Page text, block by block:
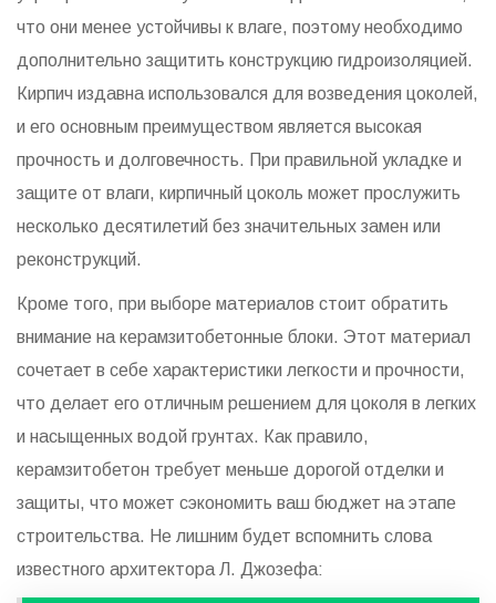
что они менее устойчивы к влаге, поэтому необходимо
дополнительно защитить конструкцию гидроизоляцией.
Кирпич издавна использовался для возведения цоколей,
и его основным преимуществом является высокая
прочность и долговечность. При правильной укладке и
защите от влаги, кирпичный цоколь может прослужить
несколько десятилетий без значительных замен или
реконструкций.
Кроме того, при выборе материалов стоит обратить
внимание на керамзитобетонные блоки. Этот материал
сочетает в себе характеристики легкости и прочности,
что делает его отличным решением для цоколя в легких
и насыщенных водой грунтах. Как правило,
керамзитобетон требует меньше дорогой отделки и
защиты, что может сэкономить ваш бюджет на этапе
строительства. Не лишним будет вспомнить слова
известного архитектора Л. Джозефа: